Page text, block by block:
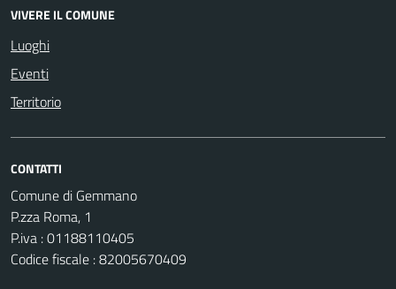
VIVERE IL COMUNE
Luoghi
Eventi
Territorio
CONTATTI
Comune di Gemmano
P.zza Roma, 1
P.iva : 01188110405
Codice fiscale : 82005670409